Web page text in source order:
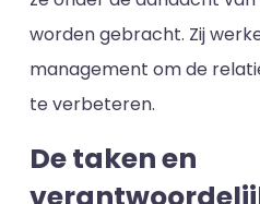
worden gebracht. Zij
management om de
te verbeteren.
De taken en